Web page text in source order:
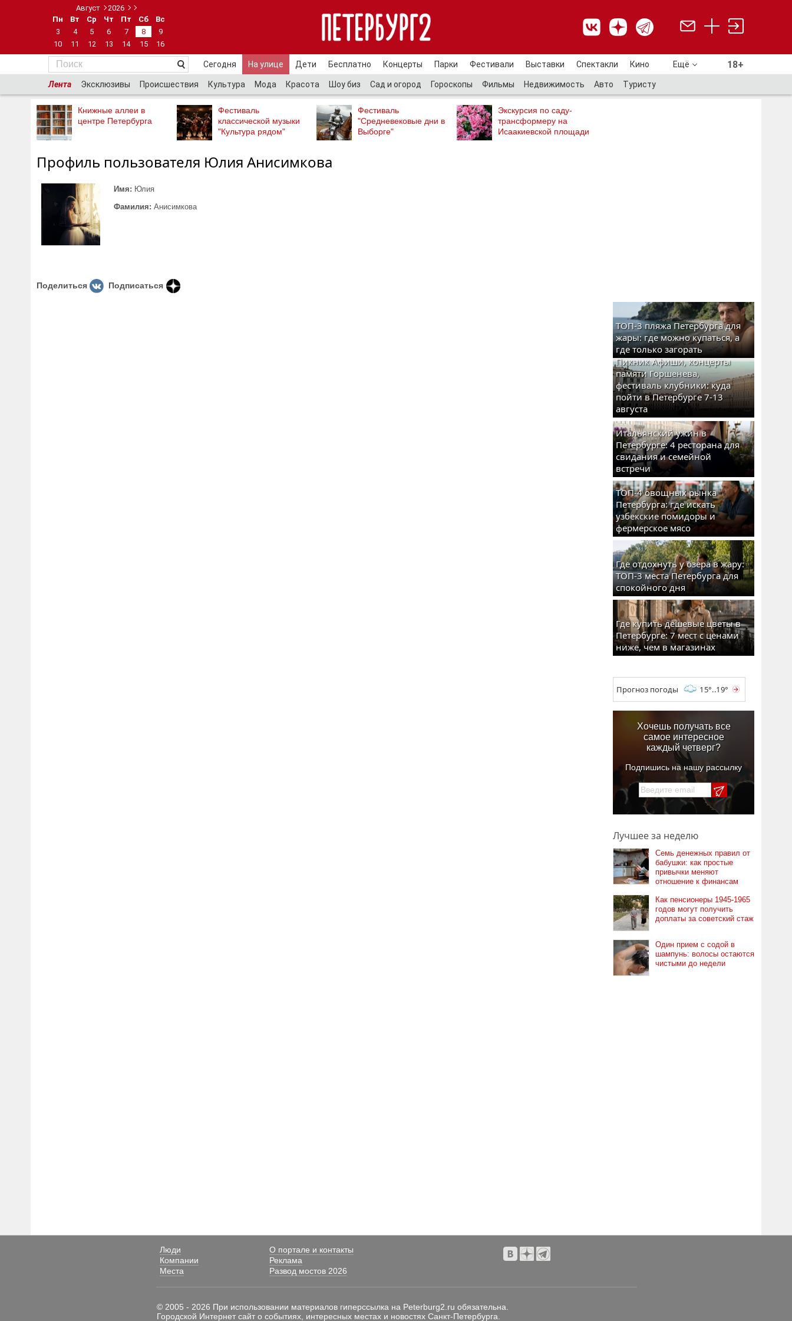
Август
2026
Пн
Вт Ср Чт Пт Сб
Вс
3
4 5 6 7 8
9
10
11 12 13 14 15 16
Сегодня На улице Дети Бесплатно Концерты Парки Фестивали Выставки Спектакли Кино Ещё 18+
Лента Эксклюзивы Происшествия Культура Мода Красота Шоу биз Сад и огород Гороскопы Фильмы Недвижимость Авто Туристу
Книжные аллеи в
центре Петербурга
Фестиваль
классической музыки
"Культура рядом"
Фестиваль
"Средневековые дни в
Выборге"
Экскурсия по саду-
трансформеру на
Исаакиевской площади
Профиль пользователя Юлия Анисимкова
Имя: Юлия
Фамилия: Анисимкова
Поделиться Подписаться
ТОП-3 пляжа Петербурга для
жары: где можно купаться, а
где только загорать
Пикник Афиши, концерты
памяти Горшенева,
фестиваль клубники: куда
пойти в Петербурге 7-13
августа
Итальянский ужин в
Петербурге: 4 ресторана для
свидания и семейной
встречи
ТОП-4 овощных рынка
Петербурга: где искать
узбекские помидоры и
фермерское мясо
Где отдохнуть у озера в жару:
ТОП-3 места Петербурга для
спокойного дня
Где купить дешевые цветы в
Петербурге: 7 мест с ценами
ниже, чем в магазинах
Прогноз погоды 15°..19°
Хочешь получать все
самое интересное
каждый четверг?
Подпишись на нашу рассылку
Лучшее за неделю
Семь денежных правил от
бабушки: как простые
привычки меняют
отношение к финансам
Как пенсионеры 1945-1965
годов могут получить
доплаты за советский стаж
Один прием с содой в
шампунь: волосы остаются
чистыми до недели
Люди
О портале и контакты
Компании
Реклама
Места
Развод мостов 2026
© 2005 - 2026 При использовании материалов гиперссылка на Peterburg2.ru обязательна.
Городской Интернет сайт о событиях, интересных местах и новостях Санкт-Петербурга.